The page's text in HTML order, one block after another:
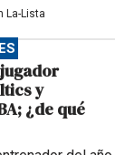
La-Lista
y
¿de qué